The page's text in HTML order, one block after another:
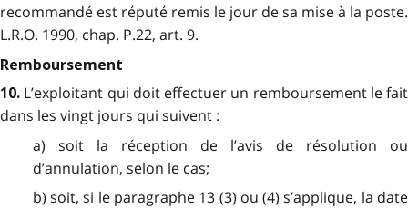
recommandé est réputé remis le jour de sa mise à la poste.
L.R.O. 1990, chap. P.22, art. 9.
Remboursement
10. L’exploitant qui doit effectuer un remboursement le fait
dans les vingt jours qui suivent :
a) soit la réception de l’avis de résolution ou
d’annulation, selon le cas;
b) soit, si le paragraphe 13 (3) ou (4) s’applique, la date